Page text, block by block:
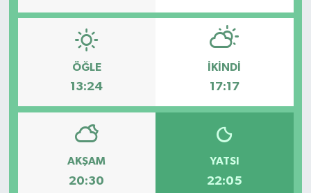
ÖĞLE
13:24
İKINDI
17:17
AKŞAM
20:30
YATSI
22:05